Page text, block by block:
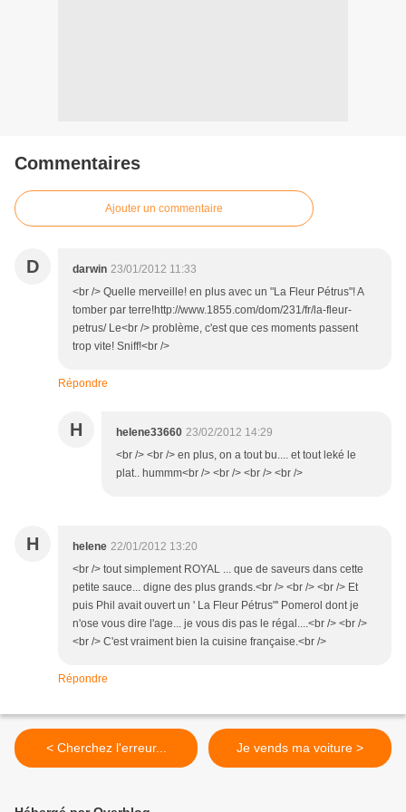
Commentaires
Ajouter un commentaire
D darwin 23/01/2012 11:33
<br /> Quelle merveille! en plus avec un "La Fleur Pétrus"! A
tomber par terre!http://www.1855.com/dom/231/fr/la-fleur-
petrus/ Le<br /> problème, c'est que ces moments passent
trop vite! Sniff!<br />
Répondre
H helene33660 23/02/2012 14:29
<br /> <br /> en plus, on a tout bu.... et tout leké le
plat.. hummm<br /> <br /> <br /> <br />
H helene 22/01/2012 13:20
<br /> tout simplement ROYAL ... que de saveurs dans cette
petite sauce... digne des plus grands.<br /> <br /> <br /> Et
puis Phil avait ouvert un ' La Fleur Pétrus"' Pomerol dont je
n'ose vous dire l'age... je vous dis pas le régal....<br /> <br />
<br /> C'est vraiment bien la cuisine française.<br />
Répondre
< Cherchez l'erreur... Je vends ma voiture >